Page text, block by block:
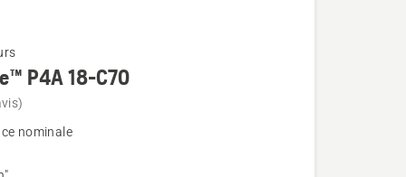
P4A 18-C70
nominale